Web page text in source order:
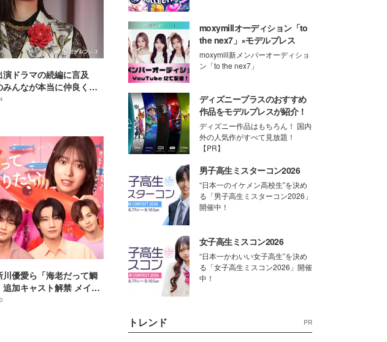
ドラマの続編に言及
みんなが本当に仲良く
賞テレビグランプ
川優愛ら「海老だって鯛
加キャスト解禁 メイン
川拓弥らのコメントも
moxymillオーディション「to
the nex7」×モデルプレス
moxymill新メンバーオーディショ
ン「to the nex7」
ディズニープラスのおすすめ
作品をモデルプレスが紹介！
ディズニー作品はもちろん！ 国内
外の人気作がすべて見放題！
【PR】
男子高生ミスターコン2026
“日本一のイケメン高校生”を決め
る「男子高生ミスターコン2026」
開催中！
女子高生ミスコン2026
“日本一かわいい女子高生”を決め
る「女子高生ミスコン2026」開催
中！
トレンド PR